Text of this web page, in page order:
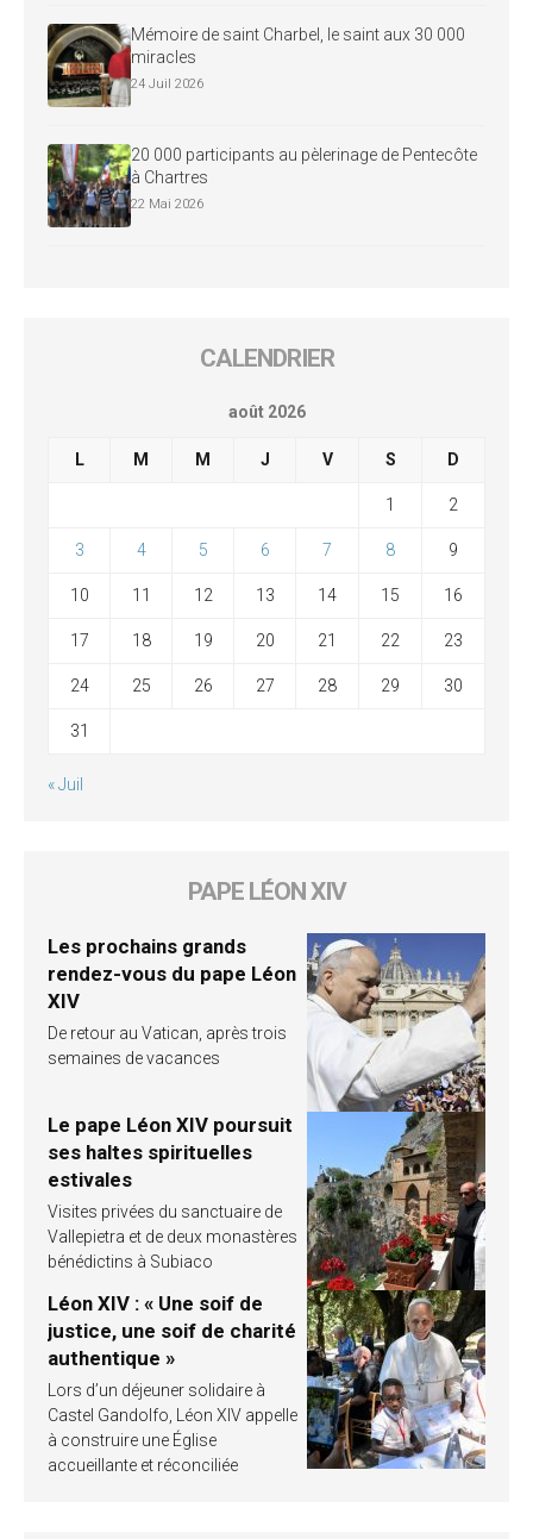
Mémoire de saint Charbel, le saint aux 30 000
miracles
24 Juil 2026
20 000 participants au pèlerinage de Pentecôte
à Chartres
22 Mai 2026
CALENDRIER
août 2026
L M M J V S D
1 2
3 4 5 6 7 8 9
10 11 12 13 14 15 16
17 18 19 20 21 22 23
24 25 26 27 28 29 30
31
« Juil
PAPE LÉON XIV
Les prochains grands
rendez-vous du pape Léon
XIV
De retour au Vatican, après trois
semaines de vacances
Le pape Léon XIV poursuit
ses haltes spirituelles
estivales
Visites privées du sanctuaire de
Vallepietra et de deux monastères
bénédictins à Subiaco
Léon XIV : « Une soif de
justice, une soif de charité
authentique »
Lors d’un déjeuner solidaire à
Castel Gandolfo, Léon XIV appelle
à construire une Église
accueillante et réconciliée